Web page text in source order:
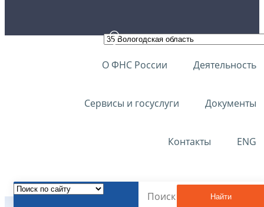
О ФНС России Деятельность
Сервисы и госуслуги Документы
Контакты ENG
Найти